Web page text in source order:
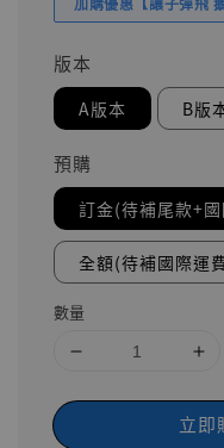
版本
A版本 B版
預購
訂金(待補尾款+
全額(待補國際運
數量
立即